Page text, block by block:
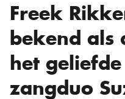
Freek
bekend als
het
zangduo